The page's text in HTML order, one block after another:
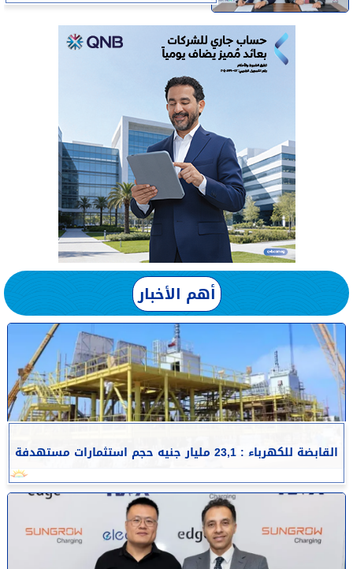
أهم الأخبار
القابضة للكهرباء : 23,1 مليار جنيه حجم استثمارات مستهدفة